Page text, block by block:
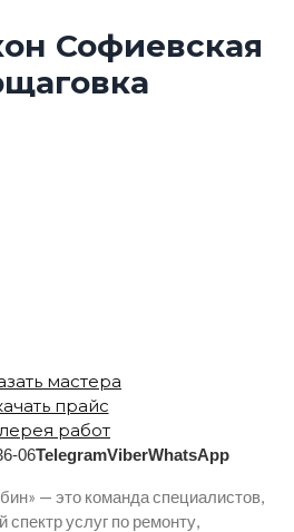
Софиевская
мастера
прайс
работ
06TelegramViberWhatsApp
— это команда специалистов,
услуг по ремонту,